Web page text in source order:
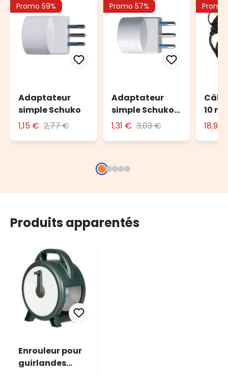
Promo 59%
Adaptateur
simple Schuko
1,15 € 2,77 €
Promo 57%
Adaptateur
simple Schuko
avec fiche 16A
1,31 € 3,03 €
Promo
10 m
Produits apparentés
Enrouleur pour
guirlandes